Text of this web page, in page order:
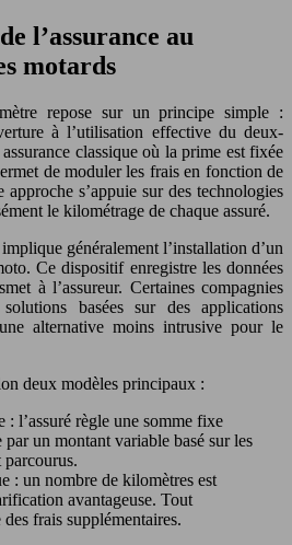
l’assurance au
motards
repose sur un principe simple :
à l’utilisation effective du deux-
classique où la prime est fixée
de moduler les frais en fonction de
s’appuie sur des technologies
le kilométrage de chaque assuré.
généralement l’installation d’un
Ce dispositif enregistre les données
à l’assureur. Certaines compagnies
basées sur des applications
alternative moins intrusive pour le
deux modèles principaux :
: l’assuré règle une somme fixe
par un montant variable basé sur les
: un nombre de kilomètres est
avantageuse. Tout
frais supplémentaires.